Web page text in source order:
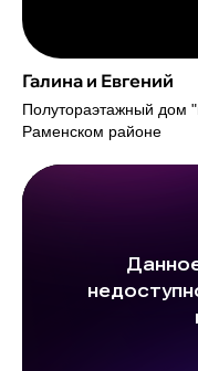
Галина и Евгений
Полутораэтажный дом
Раменском районе